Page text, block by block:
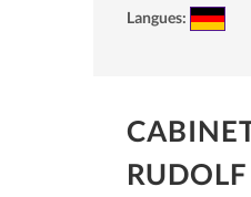
Langues:
RUDOLF